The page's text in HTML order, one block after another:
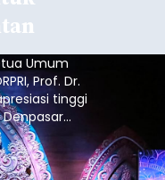
Umum
Prof. Dr.
tinggi
royong
Arutala".